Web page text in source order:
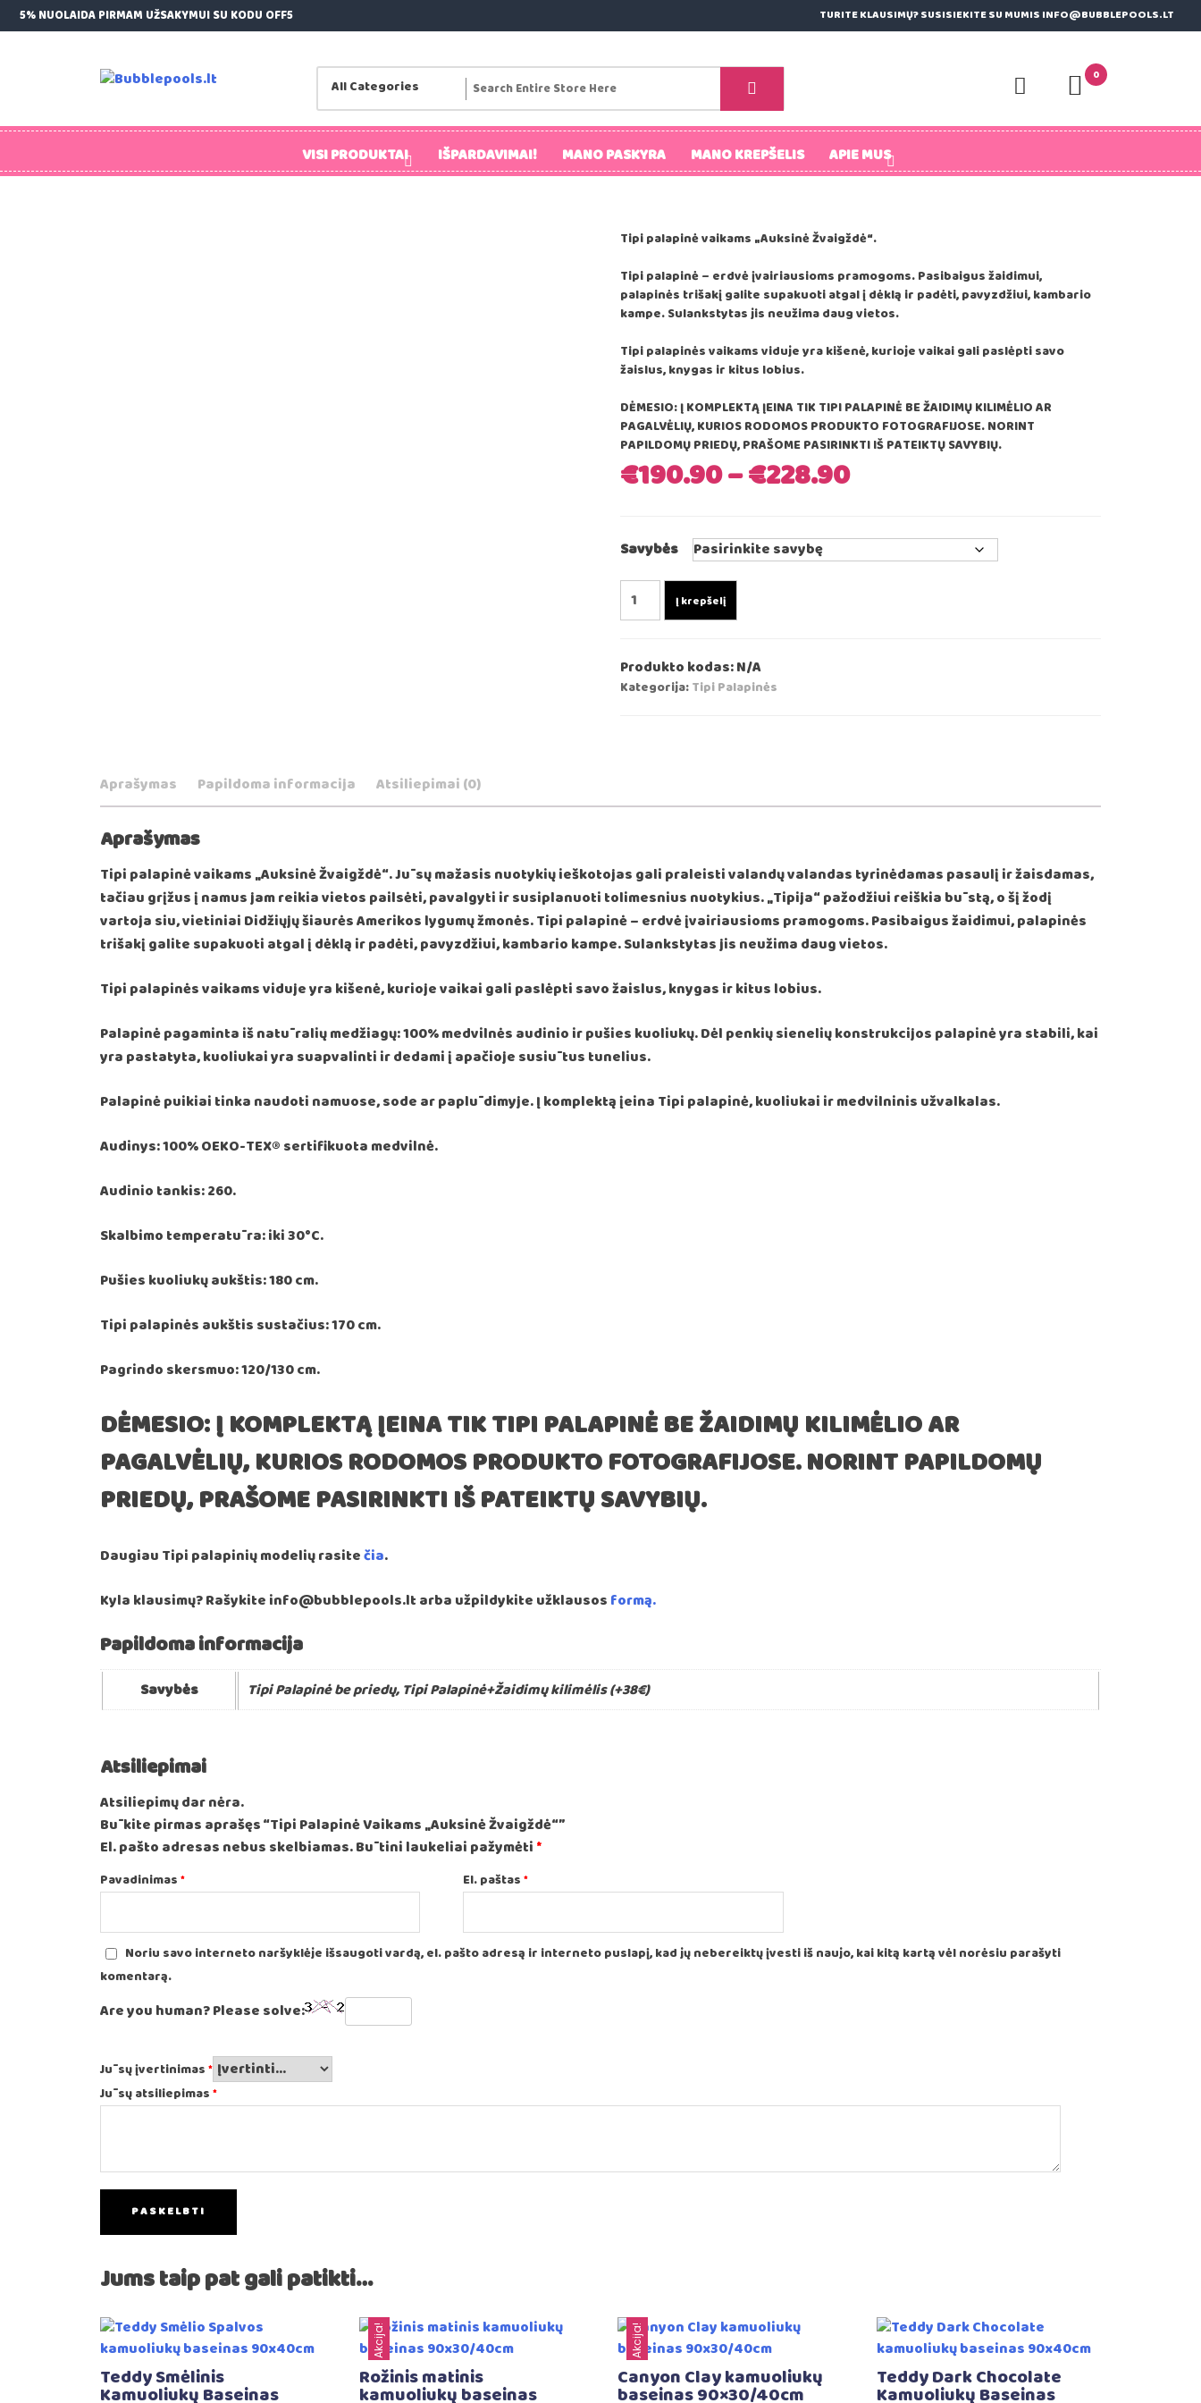
Skip
to
5% NUOLAIDA PIRMAM UŽSAKYMUI SU KODU OFF5 TURITE KLAUSIMŲ? SUSISIEKITE SU MUMIS INFO@BUBBLEPOOLS.LT
0
VISI PRODUKTAI IŠPARDAVIMAI! MANO PASKYRA MANO KREPŠELIS APIE MUS
Tipi palapinė vaikams „Auksinė Žvaigždė“.
Tipi palapinė – erdvė įvairiausioms pramogoms. Pasibaigus žaidimui,
palapinės trišakį galite supakuoti atgal į dėklą ir padėti, pavyzdžiui, kambario
kampe. Sulankstytas jis neužima daug vietos.
Tipi palapinės vaikams viduje yra kišenė, kurioje vaikai gali paslėpti savo
žaislus, knygas ir kitus lobius.
DĖMESIO: Į KOMPLEKTĄ ĮEINA TIK TIPI PALAPINĖ BE ŽAIDIMŲ KILIMĖLIO AR
PAGALVĖLIŲ, KURIOS RODOMOS PRODUKTO FOTOGRAFIJOSE. NORINT
PAPILDOMŲ PRIEDŲ, PRAŠOME PASIRINKTI IŠ PATEIKTŲ SAVYBIŲ.
€190.90–€228.90
Savybės
produkto
kiekis:
Vaikams
„Auksinė
Į krepšelį
Produkto kodas:N/A
Kategorija:Tipi Palapinės
Aprašymas Papildoma informacija Atsiliepimai (0)
Aprašymas
Tipi palapinė vaikams „Auksinė Žvaigždė“. Jūsų mažasis nuotykių ieškotojas gali praleisti valandų valandas tyrinėdamas pasaulį ir žaisdamas,
tačiau grįžus į namus jam reikia vietos pailsėti, pavalgyti ir susiplanuoti tolimesnius nuotykius. „Tipija“ pažodžiui reiškia būstą, o šį žodį
vartoja siu, vietiniai Didžiųjų šiaurės Amerikos lygumų žmonės. Tipi palapinė – erdvė įvairiausioms pramogoms. Pasibaigus žaidimui, palapinės
trišakį galite supakuoti atgal į dėklą ir padėti, pavyzdžiui, kambario kampe. Sulankstytas jis neužima daug vietos.
Tipi palapinės vaikams viduje yra kišenė, kurioje vaikai gali paslėpti savo žaislus, knygas ir kitus lobius.
Palapinė pagaminta iš natūralių medžiagų: 100% medvilnės audinio ir pušies kuoliukų. Dėl penkių sienelių konstrukcijos palapinė yra stabili, kai
yra pastatyta, kuoliukai yra suapvalinti ir dedami į apačioje susiūtus tunelius.
Palapinė puikiai tinka naudoti namuose, sode ar paplūdimyje. Į komplektą įeina Tipi palapinė, kuoliukai ir medvilninis užvalkalas.
Audinys: 100% OEKO-TEX® sertifikuota medvilnė.
Audinio tankis: 260.
Skalbimo temperatūra: iki 30°C.
Pušies kuoliukų aukštis: 180 cm.
Tipi palapinės aukštis sustačius: 170 cm.
Pagrindo skersmuo: 120/130 cm.
DĖMESIO: Į KOMPLEKTĄ ĮEINA TIK TIPI PALAPINĖ BE ŽAIDIMŲ KILIMĖLIO AR
PAGALVĖLIŲ, KURIOS RODOMOS PRODUKTO FOTOGRAFIJOSE. NORINT PAPILDOMŲ
PRIEDŲ, PRAŠOME PASIRINKTI IŠ PATEIKTŲ SAVYBIŲ.
Daugiau Tipi palapinių modelių rasitečia.
Kyla klausimų? Rašykite info@bubblepools.lt arba užpildykite užklausos formą.
Papildoma informacija
Savybės Tipi Palapinė be priedų, Tipi Palapinė+Žaidimų kilimėlis (+38€)
Atsiliepimai
Atsiliepimų dar nėra.
Būkite pirmas aprašęs “Tipi Palapinė Vaikams „Auksinė Žvaigždė“”
El. pašto adresas nebus skelbiamas.Būtini laukeliai pažymėti *
Pavadinimas* El. paštas*
Noriu savo interneto naršyklėje išsaugoti vardą, el. pašto adresą ir interneto puslapį, kad jų nebereiktų įvesti iš naujo, kai kitą kartą vėl norėsiu parašyti
komentarą.
Are you human? Please solve:
Jūsų įvertinimas*
Jūsų atsiliepimas*
Jums taip pat gali patikti…
Teddy Smėlinis
Kamuoliukų Baseinas
Akcija!
Rožinis matinis
kamuoliukų baseinas
Akcija!
Canyon Clay kamuoliukų
baseinas 90×30/40cm
Teddy Dark Chocolate
Kamuoliukų Baseinas